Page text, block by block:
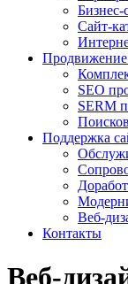
Бизнес-
Сайт-
Продвижение
SEO
SERM
Поддержка
Веб-
Контакты
Веб-